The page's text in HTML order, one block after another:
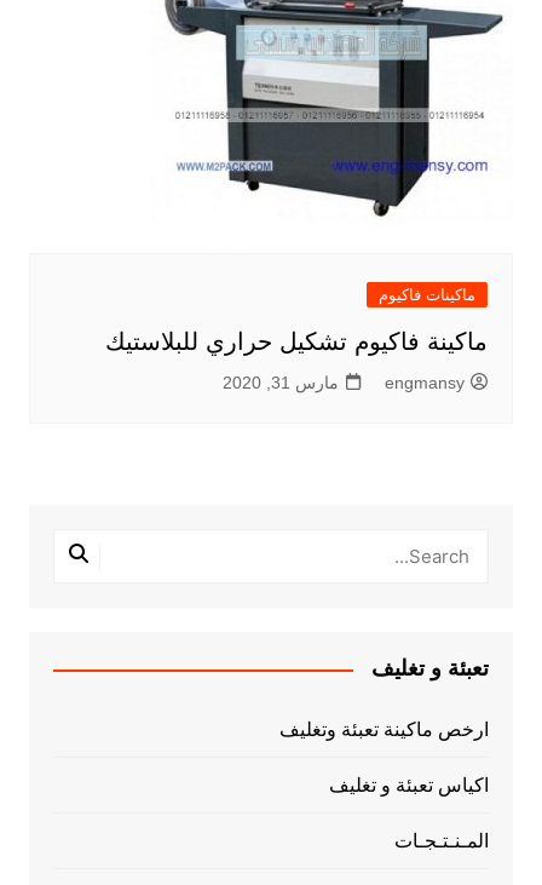
ماكينات فاكيوم
ماكينة فاكيوم تشكيل حراري للبلاستيك
engmansy مارس 31, 2020
تعبئة و تغليف
ارخص ماكينة تعبئة وتغليف
اكياس تعبئة و تغليف
المـنـتـجـات